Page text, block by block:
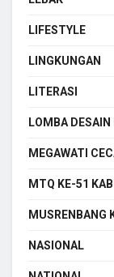
LIFESTYLE
LINGKUNGAN
LITERASI
LOMBA
MEGAWATI
MTQ KE-51
MUSRENBANG
NASIONAL